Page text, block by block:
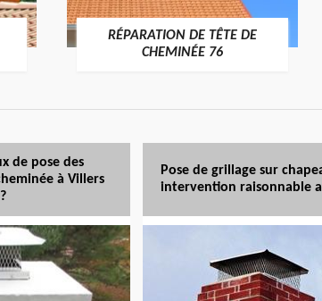
RÉPARATION DE TÊTE DE
CHEMINÉE 76
de pose des
à Villers
Pose de grillage sur
intervention raisonnable